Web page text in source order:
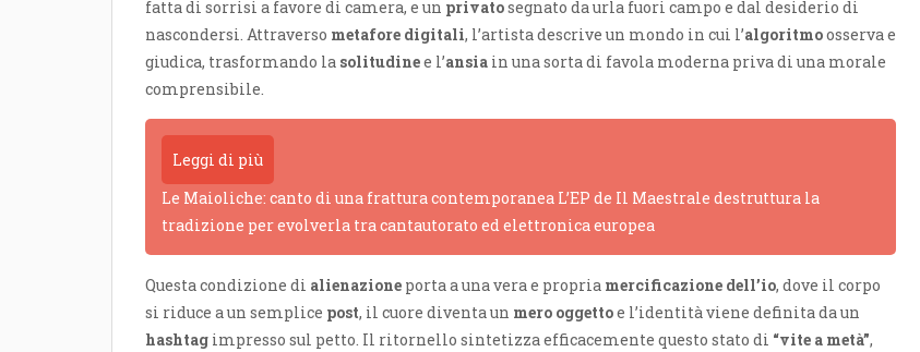
fatta di sorrisi a favore di camera, e un privatosegnato da urla fuori campo e dal desiderio di
nascondersi. Attraverso metafore digitali, l’artista descrive un mondo in cui l’algoritmoosserva e
giudica, trasformando la solitudinee l’ansia in una sorta di favola moderna priva di una morale
comprensibile.
Leggi di più
Le Maioliche: canto di una frattura contemporanea L’EP de Il Maestrale destruttura la
tradizione per evolverla tra cantautorato ed elettronica europea
Questa condizione di alienazione porta a una vera e propria mercificazione dell’io, dove il corpo
si riduce a un semplice post, il cuore diventa un mero oggettoe l’identità viene definita da un
hashtag impresso sul petto. Il ritornello sintetizza efficacemente questo stato di “vite a metà”,